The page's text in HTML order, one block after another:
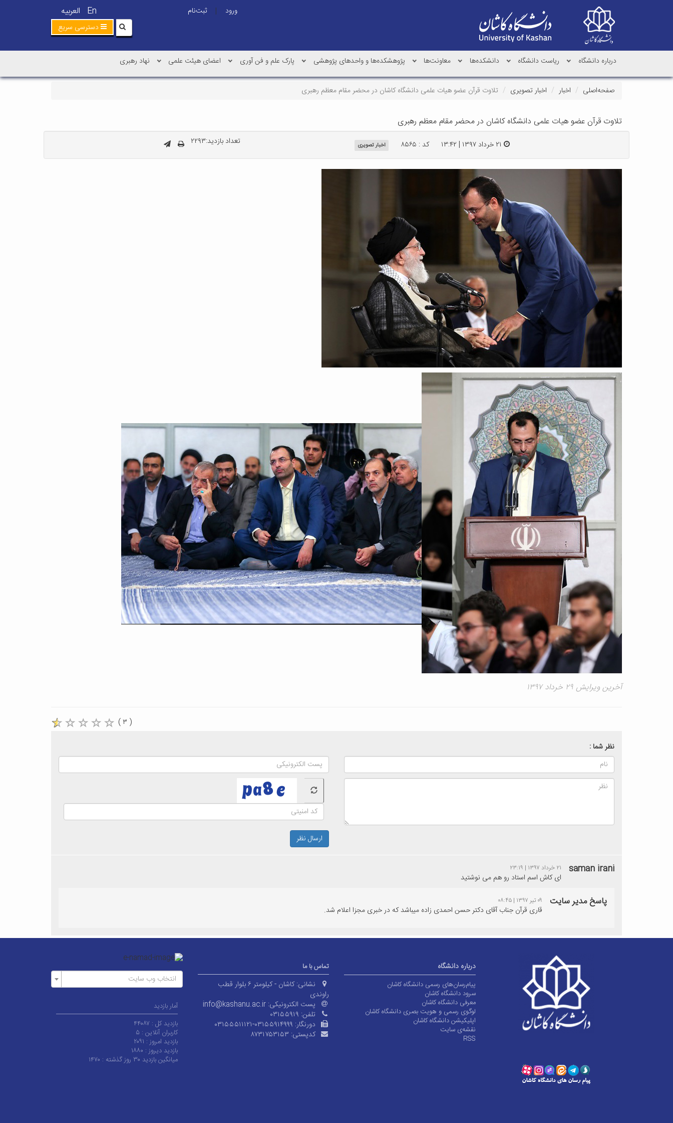
En العربیه ورود |
ثبت‌نام
دسترسی سریع
درباره دانشگاه ریاست دانشگاه دانشکده‌ها معاونت‌ها پژوهشکده‌ها و واحدهای پژوهشی پارک علم و فن آوری اعضای هیئت علمی نهاد رهبری
صفحه‌اصلی اخبار اخبار تصویری تلاوت قرآن عضو هیات علمی دانشگاه کاشان در محضر مقام معظم رهبری
تلاوت قرآن عضو هیات علمی دانشگاه کاشان در محضر مقام معظم رهبری
۲۱ خرداد ۱۳۹۷ | ۱۳:۴۲ کد : ۸۵۶۵ اخبار تصویری تعداد بازدید:۲۲۹۳
آخرین ویرایش ۲۹ خرداد ۱۳۹۷
( ۳ )
نظر شما :
ارسال نظر
saman irani ۲۱ خرداد ۱۳۹۷ | ۲۳:۱۹
ای کاش اسم استاد رو هم می نوشتید
پاسخ مدیر سایت ۰۹ تیر ۱۳۹۷ | ۰۸:۴۵
قاری قرآن جناب آقای دکتر حسن احمدی زاده میباشد که در خبری مجزا اعلام شد.
درباره دانشگاه
پیام‌رسان‌های رسمی دانشگاه کاشان
سرود دانشگاه کاشان
معرفی دانشگاه کاشان
لوگوی رسمی و هویت بصری دانشگاه کاشان
اپلیکیشن دانشگاه کاشان
نقشه‌ی سایت
RSS
تماس با ما
نشانی:
کاشان - کیلومتر ۶ بلوار قطب
راوندی
پست الکترونیکی: info@kashanu.ac.ir
تلفن: ۰۳۱۵۵۹۱۹
دورنگار: ۰۳۱۵۵۵۱۱۱۲۱-۰۳۱۵۵۹۱۴۹۹۹
کدپستی: ۸۷۳۱۷۵۳۱۵۳
انتخاب وب سایت
آمار بازدید
بازدید کل : ۴۴۰۸۷
کاربران آنلاین :۵
بازدید امروز : ۲۰۹۱
بازدید دیروز : ۱۸۸۰
میانگین بازدید ۳۰ روز گذشته :
۱۴۷۰